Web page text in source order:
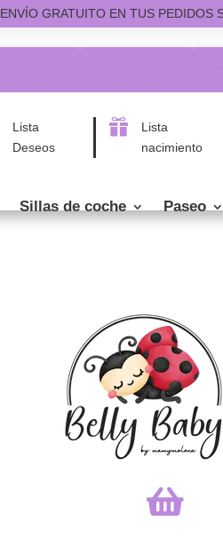
ENVÍO GRATUITO EN TUS PEDIDOS
Lista
Deseos

Lista
nacimiento
Sillas de coche Paseo
